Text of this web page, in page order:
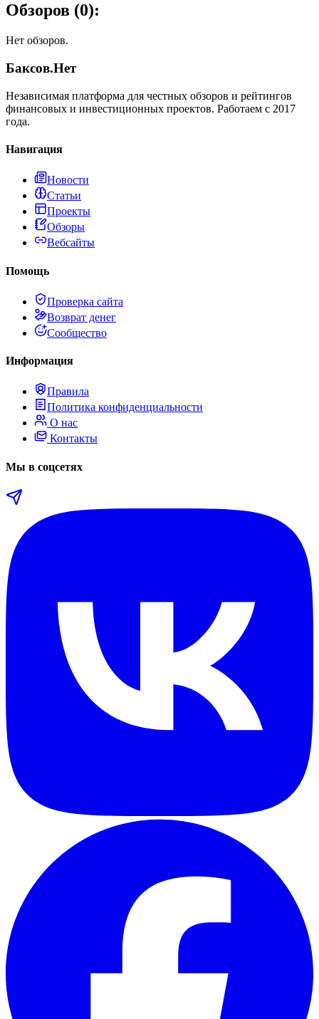
Обзоров (0):
Нет обзоров.
Баксов.Нет
Независимая платформа для честных обзоров и рейтингов
финансовых и инвестиционных проектов. Работаем с 2017
года.
Навигация
Новости
Статьи
Проекты
Обзоры
Вебсайты
Помощь
Проверка сайта
Возврат денег
Сообщество
Информация
Правила
Политика конфиденциальности
О нас
Контакты
Мы в соцсетях